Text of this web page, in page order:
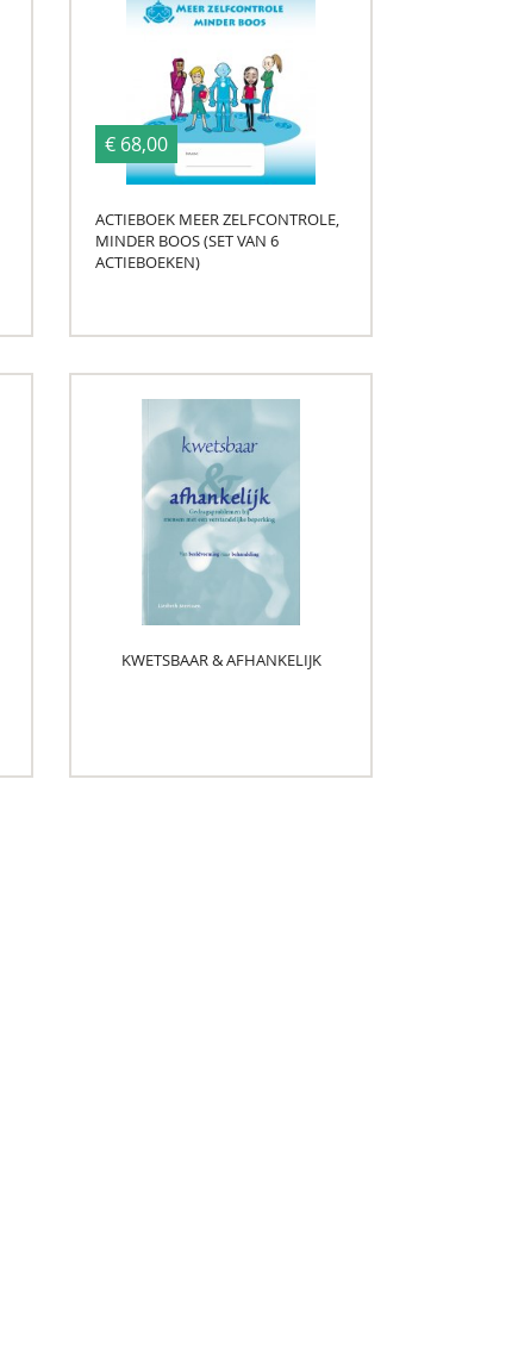
€ 68,00
ACTIEBOEK MEER ZELFCONTROLE,
MINDER BOOS (SET VAN 6
ACTIEBOEKEN)
KWETSBAAR & AFHANKELIJK